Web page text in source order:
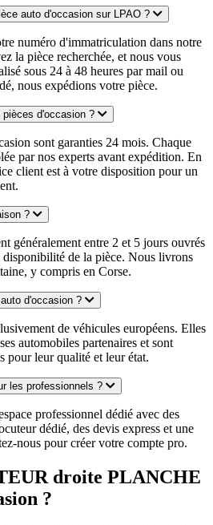
auto d'occasion sur LPAO ?
numéro d'immatriculation dans notre
la pièce recherchée, et nous vous
sous 24 à 48 heures par mail ou
nous expédions votre pièce.
d'occasion ?
sont garanties 24 mois. Chaque
par nos experts avant expédition. En
client est à votre disposition pour un
?
généralement entre 2 et 5 jours ouvrés
de la pièce. Nous livrons
y compris en Corse.
d'occasion ?
de véhicules européens. Elles
automobiles partenaires et sont
pour leur qualité et leur état.
les professionnels ?
professionnel dédié avec des
dédié, des devis express et une
nous pour créer votre compte pro.
droite PLANCHE
?